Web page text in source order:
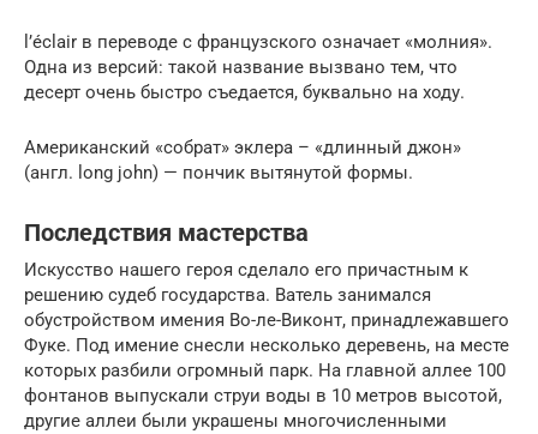
l’éclair в переводе с французского означает «молния».
Одна из версий: такой название вызвано тем, что
десерт очень быстро съедается, буквально на ходу.
Американский «собрат» эклера – «длинный джон»
(англ. long john) — пончик вытянутой формы.
Последствия мастерства
Искусство нашего героя сделало его причастным к
решению судеб государства. Ватель занимался
обустройством имения Во-ле-Виконт, принадлежавшего
Фуке. Под имение снесли несколько деревень, на месте
которых разбили огромный парк. На главной аллее 100
фонтанов выпускали струи воды в 10 метров высотой,
другие аллеи были украшены многочисленными